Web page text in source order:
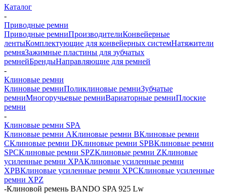
Каталог
-
Приводные ремни
Приводные ремниПроизводителиКонвейерные
лентыКомплектующие для конвейерных системНатяжители
ремняЗажимные пластины для зубчатых
ремнейБрендыНаправляющие для ремней
-
Клиновые ремни
Клиновые ремниПоликлиновые ремниЗубчатые
ремниМногоручьевые ремниВариаторные ремниПлоские
ремни
-
Клиновые ремни SPA
Клиновые ремни AКлиновые ремни BКлиновые ремни
CКлиновые ремни DКлиновые ремни SPBКлиновые ремни
SPCКлиновые ремни SPZКлиновые ремни ZКлиновые
усиленные ремни XPAКлиновые усиленные ремни
XPBКлиновые усиленные ремни XPCКлиновые усиленные
ремни XPZ
-Клиновой ремень BANDO SPA 925 Lw